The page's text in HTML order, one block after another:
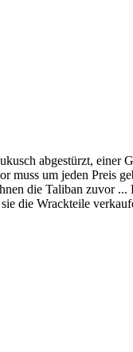
abgestürzt, einer
um jeden Preis
die Taliban zuvor ...
die Wrackteile